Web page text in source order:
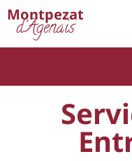
Montpezat
d'Agenais
Cookies management